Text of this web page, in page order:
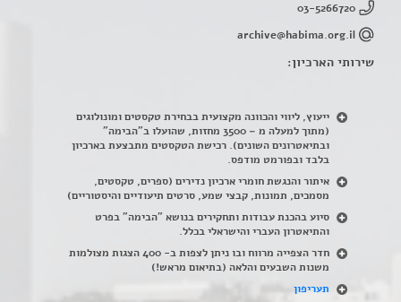
03-5266720
archive@habima.org.il
שירותי הארכיון:
ייעוץ, ליווי והכוונה מקצועית בבחירת טקסטים ומונולוגים
(מתוך למעלה מ – 3500 מחזות, שהועלו ב"הבימה"
ובתיאטרונים השונים). רכישת הטקסטים מתבצעת בארכיון
בלבד ובפורמט מודפס.
איתור והנגשת חומרי ארכיון נדירים (ספרים, טקסטים,
מסמכים, תמונות, קבצי שמע, סרטים תיעודיים והיסטוריים)
סיוע בהכנת עבודות ותחקירים בנושא "הבימה" בפרט
והתיאטרון העברי והישראלי בכלל.
חדר הצפייה מרווח ובו ניתן לצפות ב- 400 הצגות מצולמות
משנות השבעים והלאה (בתיאום מראש!)
תעריפון